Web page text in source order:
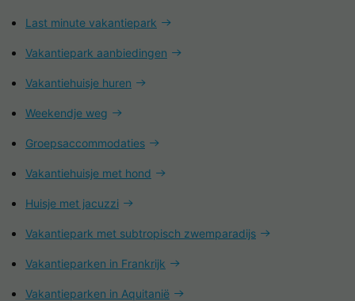
Last minute vakantiepark
Vakantiepark aanbiedingen
Vakantiehuisje huren
Weekendje weg
Groepsaccommodaties
Vakantiehuisje met hond
Huisje met jacuzzi
Vakantiepark met subtropisch zwemparadijs
Vakantieparken in Frankrijk
Vakantieparken in Aquitanië